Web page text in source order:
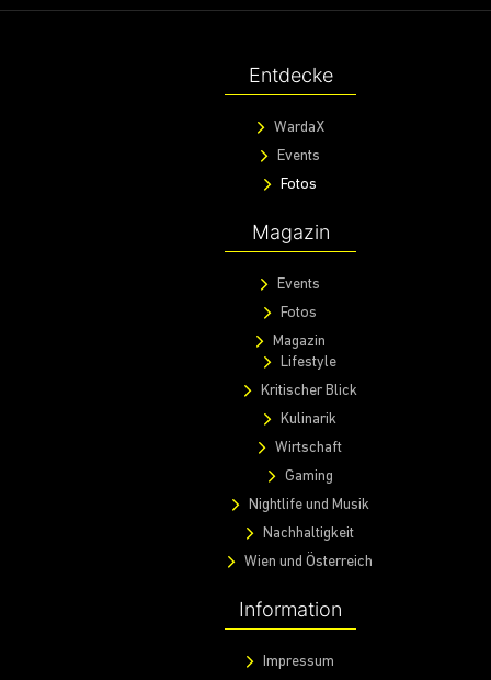
Entdecke
WardaX
Events
Fotos
Magazin
Events
Fotos
Magazin
Lifestyle
Kritischer Blick
Kulinarik
Wirtschaft
Gaming
Nightlife und Musik
Nachhaltigkeit
Wien und Österreich
Information
Impressum